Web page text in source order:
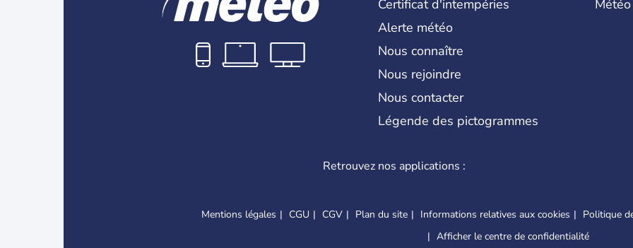
Certificat d'intempéries
Alerte météo
Nous connaître
Nous rejoindre
Nous contacter
Légende des pictogrammes
Retrouvez nos applications :
Mentions légales CGU CGV Plan du site Informations relatives aux cookies Politique
Afficher le centre de confidentialité